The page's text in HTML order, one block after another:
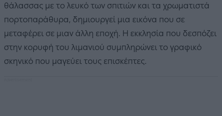
θάλασσας με το λευκό των σπιτιών και τα χρωματιστά
πορτοπαράθυρα, δημιουργεί μια εικόνα που σε
μεταφέρει σε μιαν άλλη εποχή. Η εκκλησία που δεσπόζει
στην κορυφή του λιμανιού συμπληρώνει το γραφικό
σκηνικό που μαγεύει τους επισκέπτες.